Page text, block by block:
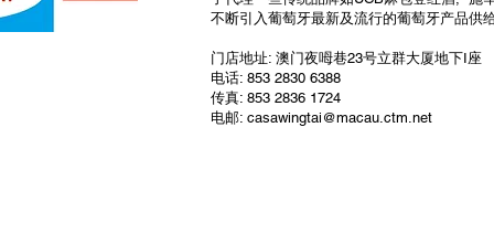
不断引入葡萄牙最新及流行的葡萄牙产品供
​门店地址: 澳门夜呣巷23号立群大厦地下I座
电话: 853 2830 6388
传真: 853 2836 1724
电邮: casawingtai@macau.ctm.net